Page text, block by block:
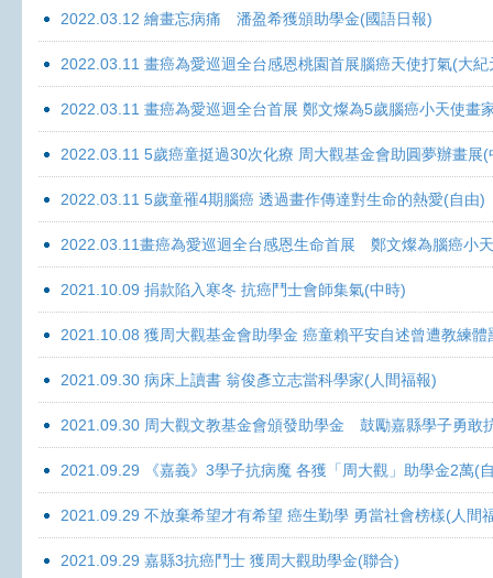
2022.03.12 繪畫忘病痛 潘盈希獲頒助學金(國語日報)
2022.03.11 畫癌為愛巡迴全台感恩桃園首展腦癌天使打氣(大紀
2022.03.11 畫癌為愛巡迴全台首展 鄭文燦為5歲腦癌小天使畫
2022.03.11 5歲癌童挺過30次化療 周大觀基金會助圓夢辦畫展
2022.03.11 5歲童罹4期腦癌 透過畫作傳達對生命的熱愛(自由)
2022.03.11畫癌為愛巡迴全台感恩生命首展 鄭文燦為腦癌小
2021.10.09 捐款陷入寒冬 抗癌鬥士會師集氣(中時)
2021.10.08 獲周大觀基金會助學金 癌童賴平安自述曾遭教練體
2021.09.30 病床上讀書 翁俊彥立志當科學家(人間福報)
2021.09.30 周大觀文教基金會頒發助學金 鼓勵嘉縣學子勇敢
2021.09.29 《嘉義》3學子抗病魔 各獲「周大觀」助學金2萬(
2021.09.29 不放棄希望才有希望 癌生勤學 勇當社會榜樣(人間
2021.09.29 嘉縣3抗癌鬥士 獲周大觀助學金(聯合)